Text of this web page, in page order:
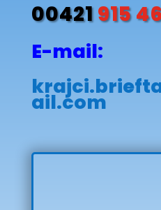
00421915
E-mail:
ail.com